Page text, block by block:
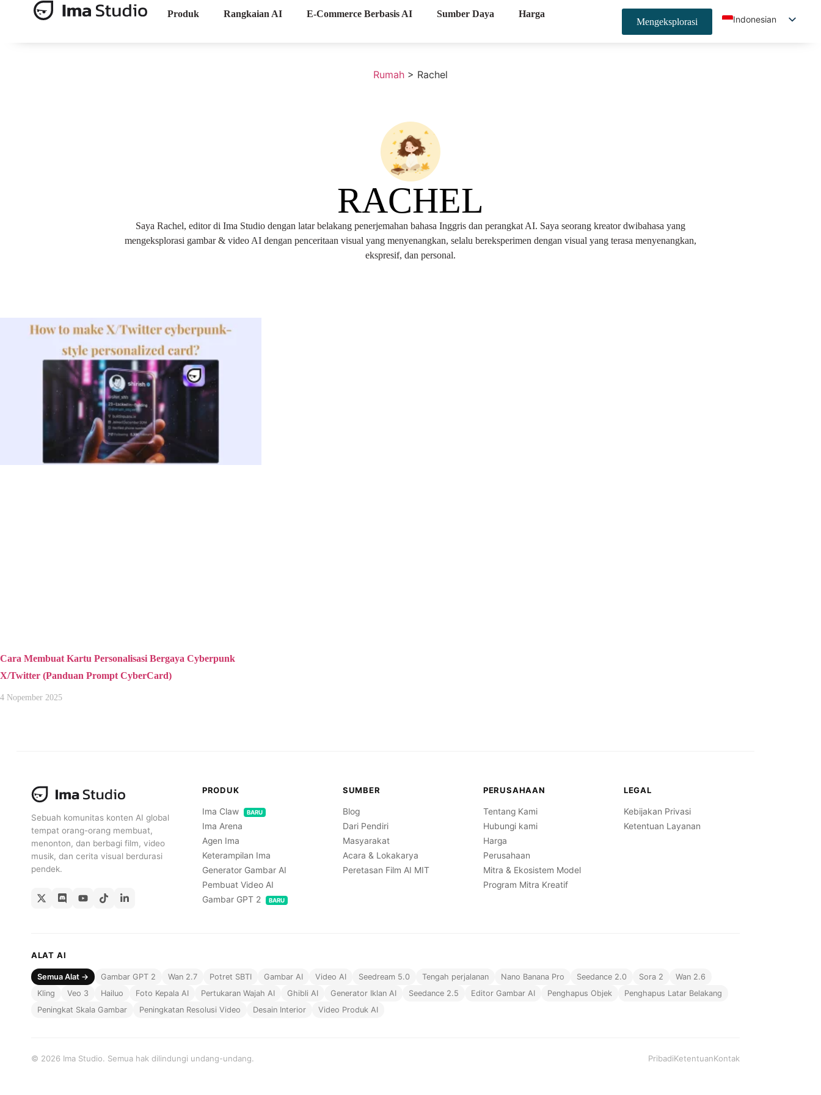
Produk Rangkaian AI E-Commerce Berbasis AI Sumber Daya Harga
Mengeksplorasi
Indonesian
Rumah > Rachel
RACHEL
Saya Rachel, editor di Ima Studio dengan latar belakang penerjemahan bahasa Inggris dan perangkat AI. Saya seorang kreator dwibahasa yang
mengeksplorasi gambar & video AI dengan penceritaan visual yang menyenangkan, selalu bereksperimen dengan visual yang terasa menyenangkan,
ekspresif, dan personal.
Cara Membuat Kartu Personalisasi Bergaya Cyberpunk
X/Twitter (Panduan Prompt CyberCard)
4 Nopember 2025
Sebuah komunitas konten AI global
tempat orang-orang membuat,
menonton, dan berbagi film, video
musik, dan cerita visual berdurasi
pendek.
PRODUK
Ima Claw BARU
Ima Arena
Agen Ima
Keterampilan Ima
Generator Gambar AI
Pembuat Video AI
Gambar GPT 2
BARU
SUMBER
Blog
Dari Pendiri
Masyarakat
Acara & Lokakarya
Peretasan Film AI MIT
PERUSAHAAN
Tentang Kami
Hubungi kami
Harga
Perusahaan
Mitra & Ekosistem Model
Program Mitra Kreatif
LEGAL
Kebijakan Privasi
Ketentuan Layanan
ALAT AI
Semua Alat → Gambar GPT 2 Wan 2.7 Potret SBTI Gambar AI Video AI Seedream 5.0 Tengah perjalanan Nano Banana Pro Seedance 2.0 Sora 2
Wan 2.6
Kling
Veo 3 Hailuo Foto Kepala AI Pertukaran Wajah AI Ghibli AI Generator Iklan AI Seedance 2.5 Editor Gambar AI Penghapus Objek
Penghapus Latar Belakang
Peningkat Skala Gambar
Peningkatan Resolusi Video Desain Interior Video Produk AI
© 2026 Ima Studio. Semua hak dilindungi undang-undang. PribadiKetentuanKontak